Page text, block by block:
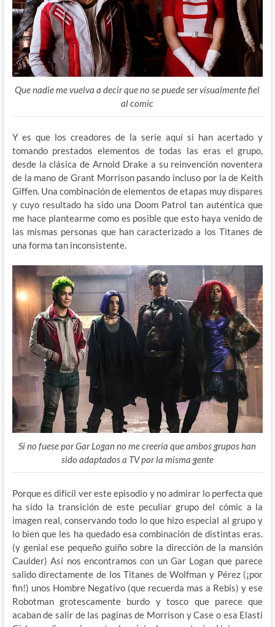
Que nadie me vuelva a decir que no se puede ser visualmente fiel
al comic
Y es que los creadores de la serie aquí si han acertado y
tomando prestados elementos de todas las eras el grupo,
desde la clásica de Arnold Drake a su reinvención noventera
de la mano de Grant Morrison pasando incluso por la de Keith
Giffen. Una combinación de elementos de etapas muy dispares
y cuyo resultado ha sido una Doom Patrol tan autentica que
me hace plantearme como es posible que esto haya venido de
las mismas personas que han caracterizado a los Titanes de
una forma tan inconsistente.
Si no fuese por Gar Logan no me creería que ambos grupos han
sido adaptados a TV por la misma gente
Porque es difícil ver este episodio y no admirar lo perfecta que
ha sido la transición de este peculiar grupo del cómic a la
imagen real, conservando todo lo que hizo especial al grupo y
lo bien que les ha quedado esa combinación de distintas eras.
(y genial ese pequeño guiño sobre la dirección de la mansión
Caulder) Así nos encontramos con un Gar Logan que parece
salido directamente de los Titanes de Wolfman y Pérez (¡por
fin!) unos Hombre Negativo (que recuerda mas a Rebis) y ese
Robotman grotescamente burdo y tosco que parece que
acaban de salir de las paginas de Morrison y Case o esa Elasti